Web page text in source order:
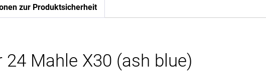
zur Produktsicherheit
Mahle X30 (ash blue)